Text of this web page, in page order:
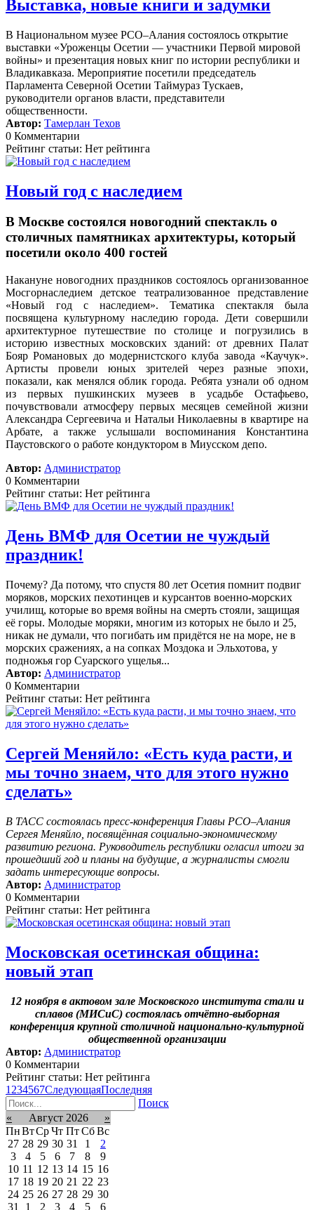
Выставка, новые книги и задумки
В Национальном музее РСО–Алания состоялось открытие
выставки «Уроженцы Осетии — участники Первой мировой
войны» и презентация новых книг по истории республики и
Владикавказа. Мероприятие посетили председатель
Парламента Северной Осетии Таймураз Тускаев,
руководители органов власти, представители
общественности.
Автор: Тамерлан Техов
0 Комментарии
Рейтинг статьи: Нет рейтинга
Новый год с наследием
В Москве состоялся новогодний спектакль о
столичных памятниках архитектуры, который
посетили около 400 гостей
Накануне новогодних праздников состоялось организованное
Мосгорнаследием детское театрализованное представление
«Новый год с наследием».
Тематика спектакля была
посвящена культурному наследию города. Дети совершили
архитектурное путешествие по столице и погрузились в
историю известных московских зданий: от древних Палат
Бояр Романовых до модернистского клуба завода «Каучук».
Артисты провели юных зрителей через разные эпохи,
показали, как менялся облик города. Ребята узнали об одном
из первых пушкинских музеев в усадьбе Остафьево,
почувствовали атмосферу первых месяцев семейной жизни
Александра Сергеевича и Натальи Николаевны в квартире на
Арбате, а также услышали воспоминания Константина
Паустовского о работе кондуктором в Миусском депо.
Автор: Администратор
0 Комментарии
Рейтинг статьи: Нет рейтинга
День ВМФ для Осетии не чуждый
праздник!
Почему? Да потому, что спустя 80 лет Осетия помнит подвиг
моряков, морских пехотинцев и курсантов военно-морских
училищ, которые во время войны на смерть стояли, защищая
её горы. Молодые моряки, многим из которых не было и 25,
никак не думали, что погибать им придётся не на море, не в
морских сражениях, а на сопках Моздока и Эльхотова, у
подножья гор Суарского ущелья...
Автор: Администратор
0 Комментарии
Рейтинг статьи: Нет рейтинга
Сергей Меняйло: «Есть куда расти, и
мы точно знаем, что для этого нужно
сделать»
В ТАСС состоялась пресс-конференция Главы РСО–Алания
Сергея Меняйло, посвящённая социально-экономическому
развитию региона. Руководитель республики огласил итоги за
прошедший год и планы на будущие, а журналисты смогли
задать интересующие вопросы.
Автор: Администратор
0 Комментарии
Рейтинг статьи: Нет рейтинга
Московская осетинская община:
новый этап
12 ноября в актовом зале Московского института стали и
сплавов (МИСиС) состоялась отчётно-выборная
конференция крупной столичной национально-культурной
общественной организации
Автор: Администратор
0 Комментарии
Рейтинг статьи: Нет рейтинга
1 234567СледующаяПоследняя
Поиск
«
Август 2026
»
ПнВтСрЧт Пт Сб Вс
27 28 29 30 31 1
2
3
4 5 6 7 8
9
10 11 12 13 14 15 16
17 18 19 20 21 22 23
24 25 26 27 28 29 30
31
1 2 3 4 5 6